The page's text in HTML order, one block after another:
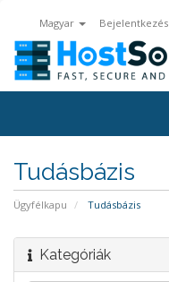
Magyar Bejelentkezés
Tudásbázis
Ügyfélkapu Tudásbázis
Kategóriák